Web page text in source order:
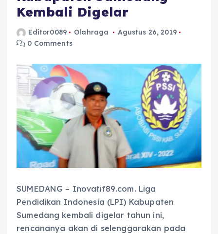
Kembali Digelar
Editor0089 Olahraga
Agustus 26, 2019
0 Comments
SUMEDANG – Inovatif89.com. Liga
Pendidikan Indonesia (LPI) Kabupaten
Sumedang kembali digelar tahun ini,
rencananya akan di selenggarakan pada